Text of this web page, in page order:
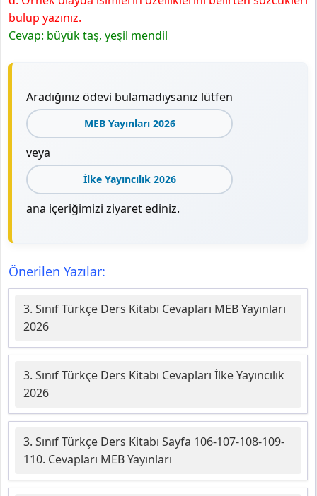
bulup yazınız.
Cevap: büyük taş, yeşil mendil
Aradığınız ödevi bulamadıysanız lütfen
MEB Yayınları 2026
veya
İlke Yayıncılık 2026
ana içeriğimizi ziyaret ediniz.
Önerilen Yazılar:
3. Sınıf Türkçe Ders Kitabı Cevapları MEB Yayınları
2026
3. Sınıf Türkçe Ders Kitabı Cevapları İlke Yayıncılık
2026
3. Sınıf Türkçe Ders Kitabı Sayfa 106-107-108-109-
110. Cevapları MEB Yayınları